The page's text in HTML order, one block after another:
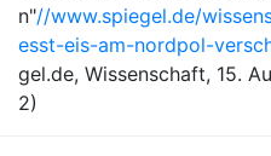
n"//www.spiegel.de/
esst-eis-am-nordpol-
gel.de, Wissenschaft, 15.
2)